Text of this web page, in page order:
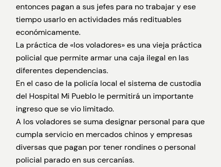
entonces pagan a sus jefes para no trabajar y ese
tiempo usarlo en actividades más redituables
económicamente.
La práctica de «los voladores» es una vieja práctica
policial que permite armar una caja ilegal en las
diferentes dependencias.
En el caso de la policía local el sistema de custodia
del Hospital Mi Pueblo le permitirá un importante
ingreso que se vio limitado.
A los voladores se suma designar personal para que
cumpla servicio en mercados chinos y empresas
diversas que pagan por tener rondines o personal
policial parado en sus cercanías.